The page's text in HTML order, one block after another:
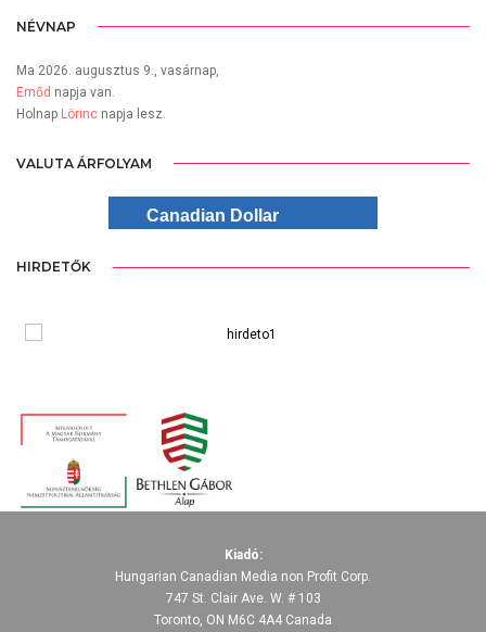
NÉVNAP
Ma 2026. augusztus 9., vasárnap,
Emőd napja van.
Holnap Lörinc napja lesz.
VALUTA ÁRFOLYAM
Canadian Dollar
HIRDETŐK
Kiadó:
Hungarian Canadian Media non Profit Corp.
747 St. Clair Ave. W. # 103
Toronto, ON M6C 4A4 Canada